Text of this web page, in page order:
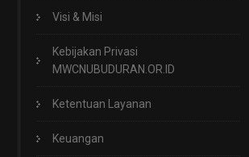
Visi & Misi
Kebijakan Privasi
MWCNUBUDURAN.OR.ID
Ketentuan Layanan
Keuangan